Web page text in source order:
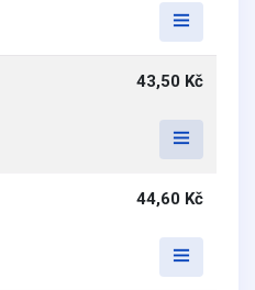
43,50 Kč
44,60 Kč